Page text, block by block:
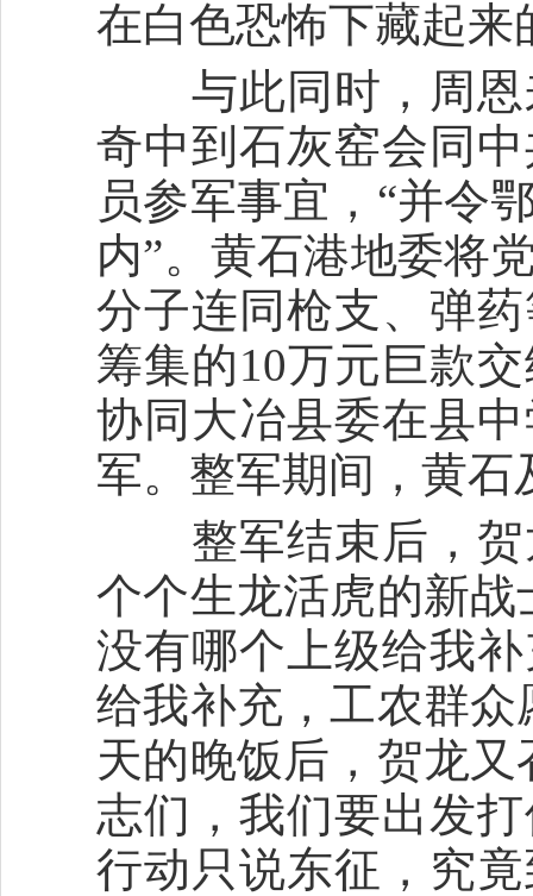
在白色恐怖下藏起来
与此同时，周恩
奇中到石灰窑会同
员参军事宜，“并令
内”。黄石港地委将
分子连同枪支、弹
筹集的10万元巨款
协同大冶县委在县
军。整军期间，黄
整军结束后，贺
个个生龙活虎的新
没有哪个上级给我
给我补充，工农群
天的晚饭后，贺龙
志们，我们要出发
行动只说东征，究